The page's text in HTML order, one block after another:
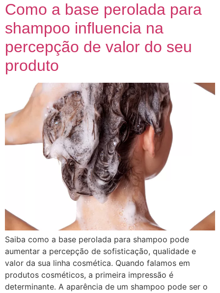
Como a base perolada para
shampoo influencia na
percepção de valor do seu
produto
Saiba como a base perolada para shampoo pode
aumentar a percepção de sofisticação, qualidade e
valor da sua linha cosmética. Quando falamos em
produtos cosméticos, a primeira impressão é
determinante. A aparência de um shampoo pode ser o